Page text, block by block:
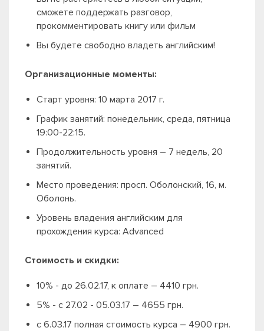
сможете поддержать разговор,
прокомментировать книгу или фильм
Вы будете свободно владеть английским!
Организационные моменты:
Старт уровня: 10 марта 2017 г.
График занятий: понедельник, среда, пятница
19:00-22:15.
Продолжительность уровня – 7 недель, 20
занятий.
Место проведения: просп. Оболонский, 16, м.
Оболонь.
Уровень владения английским для
прохождения курса: Advanced
Стоимость и скидки:
10% - до 26.02.17, к оплате – 4410 грн.
5% - с 27.02 - 05.03.17 – 4655 грн.
с 6.03.17 полная стоимость курса – 4900 грн.